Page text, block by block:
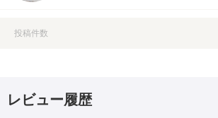
投稿件数
レビュー履歴